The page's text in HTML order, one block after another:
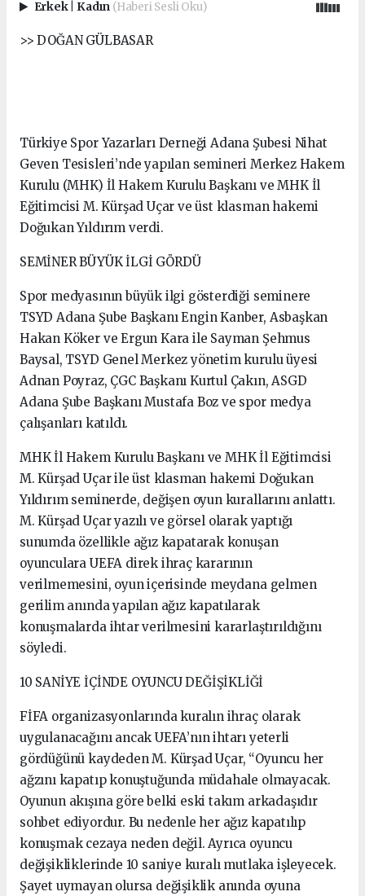
Erkek Kadın (Haberi Sesli Oku)
>> DOĞAN GÜLBASAR
Türkiye Spor Yazarları Derneği Adana Şubesi Nihat
Geven Tesisleri’nde yapılan semineri Merkez Hakem
Kurulu (MHK) İl Hakem Kurulu Başkanı ve MHK İl
Eğitimcisi M. Kürşad Uçar ve üst klasman hakemi
Doğukan Yıldırım verdi.
SEMİNER BÜYÜK İLGİ GÖRDÜ
Spor medyasının büyük ilgi gösterdiği seminere
TSYD Adana Şube Başkanı Engin Kanber, Asbaşkan
Hakan Köker ve Ergun Kara ile Sayman Şehmus
Baysal, TSYD Genel Merkez yönetim kurulu üyesi
Adnan Poyraz, ÇGC Başkanı Kurtul Çakın, ASGD
Adana Şube Başkanı Mustafa Boz ve spor medya
çalışanları katıldı.
MHK İl Hakem Kurulu Başkanı ve MHK İl Eğitimcisi
M. Kürşad Uçar ile üst klasman hakemi Doğukan
Yıldırım seminerde, değişen oyun kurallarını anlattı.
M. Kürşad Uçar yazılı ve görsel olarak yaptığı
sunumda özellikle ağız kapatarak konuşan
oyunculara UEFA direk ihraç kararının
verilmemesini, oyun içerisinde meydana gelmen
gerilim anında yapılan ağız kapatılarak
konuşmalarda ihtar verilmesini kararlaştırıldığını
söyledi.
10 SANİYE İÇİNDE OYUNCU DEĞİŞİKLİĞİ
FİFA organizasyonlarında kuralın ihraç olarak
uygulanacağını ancak UEFA’nın ihtarı yeterli
gördüğünü kaydeden M. Kürşad Uçar, “Oyuncu her
ağzını kapatıp konuştuğunda müdahale olmayacak.
Oyunun akışına göre belki eski takım arkadaşıdır
sohbet ediyordur. Bu nedenle her ağız kapatılıp
konuşmak cezaya neden değil. Ayrıca oyuncu
değişikliklerinde 10 saniye kuralı mutlaka işleyecek.
Şayet uymayan olursa değişiklik anında oyuna